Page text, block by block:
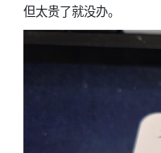
但太贵了就没办。